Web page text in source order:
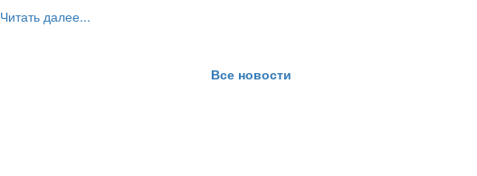
Читать далее...
Все новости